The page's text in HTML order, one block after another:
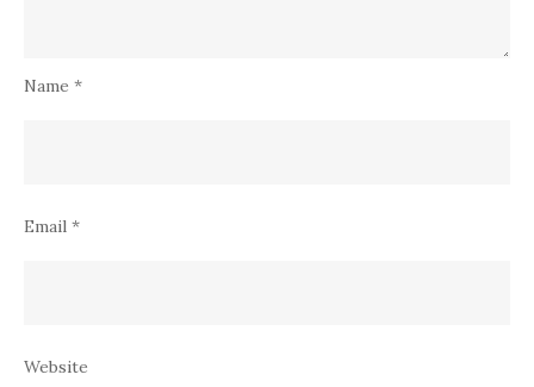
Name *
Email *
Website